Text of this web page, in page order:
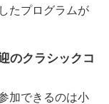
たプログラムが
のクラシックコ
加できるのは小